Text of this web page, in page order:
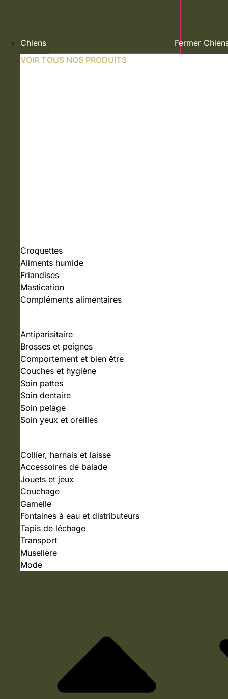
Chiens
Fermer
VOIR TOUS NOS PRODUITS
Croquettes
Aliments humide
Friandises
Mastication
Compléments alimentaires
Antiparisitaire
Brosses et peignes
Comportement et bien être
Couches et hygiène
Soin pattes
Soin dentaire
Soin pelage
Soin yeux et oreilles
Collier, harnais et laisse
Accessoires de balade
Jouets et jeux
Couchage
Gamelle
Fontaines à eau et distributeurs
Tapis de léchage
Transport
Muselière
Mode